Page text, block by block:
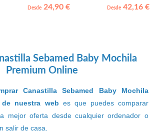
nacido
Desde 24,90 €
primeros
Desde42,16 €
Sebamed Baby Mochila
Premium Online
Canastilla Sebamed Baby Mochila
nuestra web es que puedes comparar
mejor oferta desde cualquier ordenador o
salir de casa.